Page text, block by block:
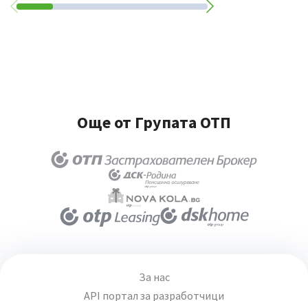
Още от Групата ОТП
За нас
API портал за разработчици